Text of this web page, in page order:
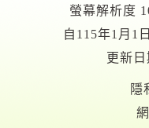
螢幕解析度
自115年1月1
更新日
隱